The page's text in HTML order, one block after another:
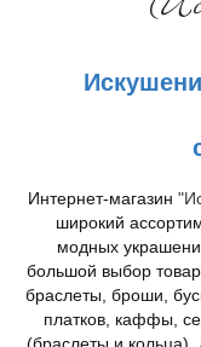
Интернет-магазин
широкий
модных
большой выбор
браслеты, броши,
платков, каффы,
(браслеты и кольца),